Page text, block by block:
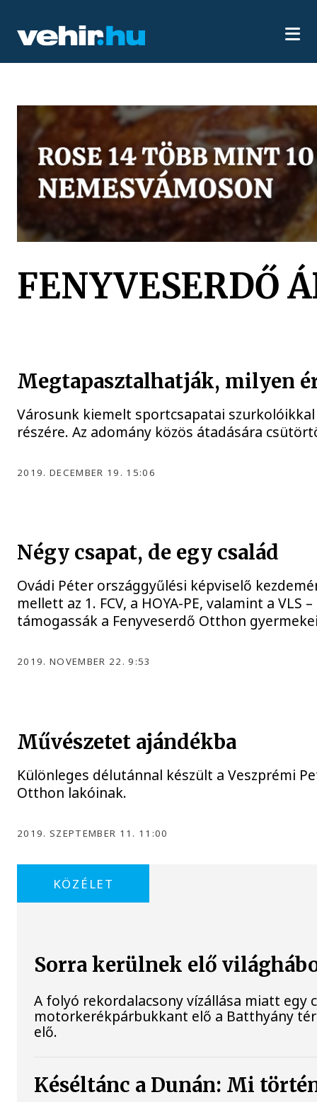
FENYVESERDŐ
Megtapasztalhatják, milyen
Városunk kiemelt sportcsapatai
részére. Az adomány közös átadására
2019. DECEMBER 19. 15:06
Négy csapat, de egy család
Ovádi Péter országgyűlési képviselő
mellett az 1. FCV, a HOYA-PE, valamint a
támogassák a Fenyveserdő Otthon
2019. NOVEMBER 22. 9:53
Művészetet ajándékba
Különleges délutánnal készült a Veszprémi
Otthon lakóinak.
2019. SZEPTEMBER 11. 11:00
KÖZÉLET
Sorra kerülnek elő
A folyó rekordalacsony vízállása miatt egy
motorkerékpárbukkant elő a Batthyány
elő.
Késéltánc a Dunán: Mi